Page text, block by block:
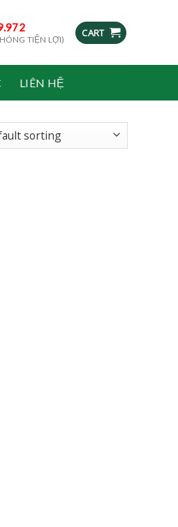
TIỆN LỢI)
CART
LIÊN HỆ